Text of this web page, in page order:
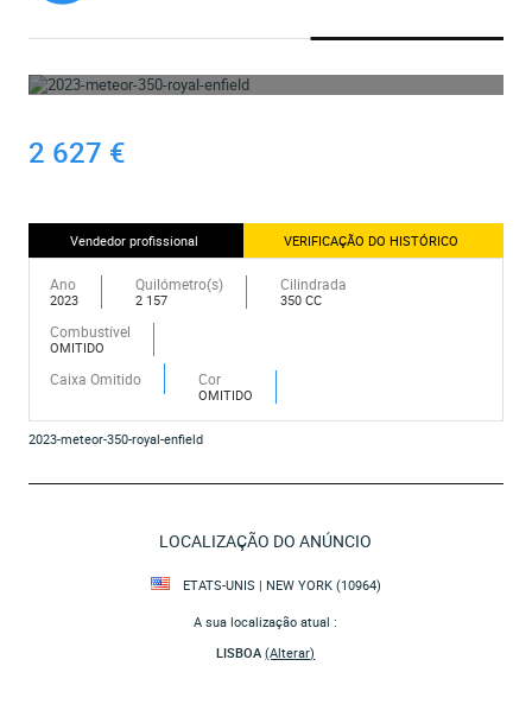
2 627 €
Vendedor profissional VERIFICAÇÃO DO HISTÓRICO
Ano
2023
Quilómetro(s)
2 157
Cilindrada
350 CC
Combustível
OMITIDO
Caixa Omitido Cor
OMITIDO
2023-meteor-350-royal-enfield
LOCALIZAÇÃO DO ANÚNCIO
ETATS-UNIS | NEW YORK (10964)
A sua localização atual :
LISBOA(Alterar)